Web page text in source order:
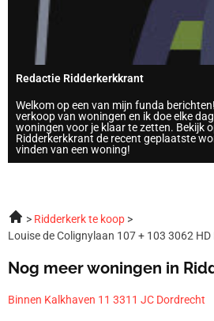
Redactie Ridderkerkkrant
Welkom op een van mijn funda
verkoop van woningen en ik doe elke
woningen voor je klaar te zetten. Bekijk
Ridderkerkkrant de recent geplaatste
vinden van een woning!
Ridderkerk te koop
Louise de Colignylaan 107 + 103 3062
Nog meer woningen in
Binnen Kalkhaven 11 3311 JC Dordrecht